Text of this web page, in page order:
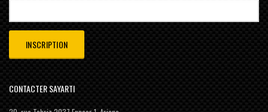
CONTACTER SAYARTI